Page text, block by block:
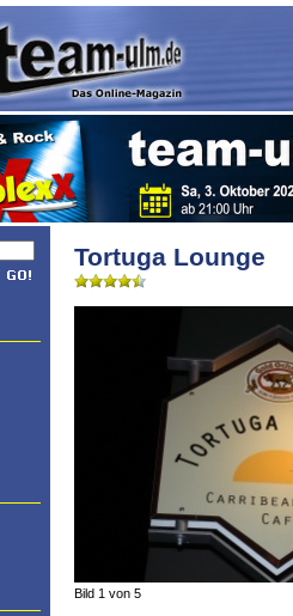
Tortuga Lounge
Bild 1 von 5